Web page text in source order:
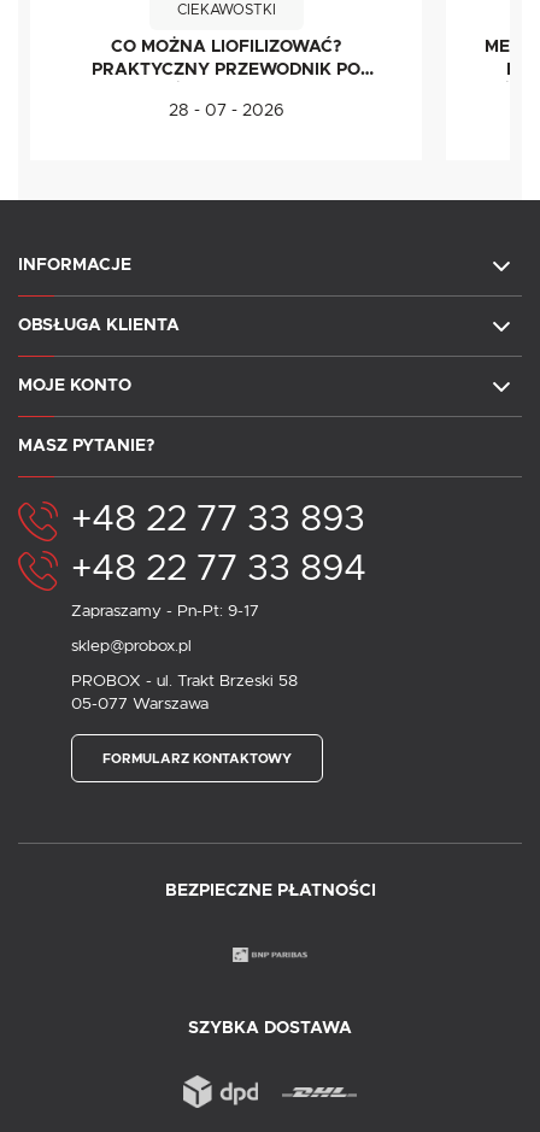
CIEKAWOSTKI
CO MOŻNA LIOFILIZOWAĆ?
PRAKTYCZNY PRZEWODNIK PO
28 - 07 - 2026
INFORMACJE
OBSŁUGA KLIENTA
MOJE KONTO
MASZ PYTANIE?
+48 22 77 33 893
+48 22 77 33 894
Zapraszamy - Pn-Pt: 9-17
sklep@probox.pl
PROBOX - ul. Trakt Brzeski 58
05-077 Warszawa
FORMULARZ KONTAKTOWY
BEZPIECZNE PŁATNOŚCI
SZYBKA DOSTAWA